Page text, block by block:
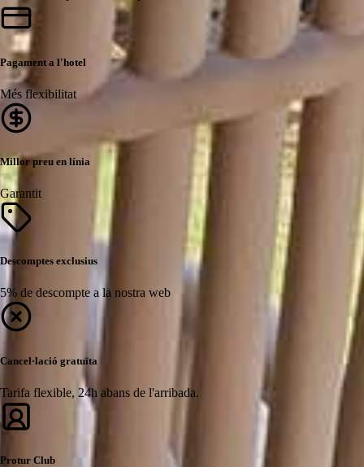
Pagament a l'hotel
Més flexibilitat
Millor preu en línia
Garantit
Descomptes exclusius
5% de descompte a la nostra web
Cancel·lació gratuïta
Tarifa flexible, 24h abans de l'arribada.
Protur Club